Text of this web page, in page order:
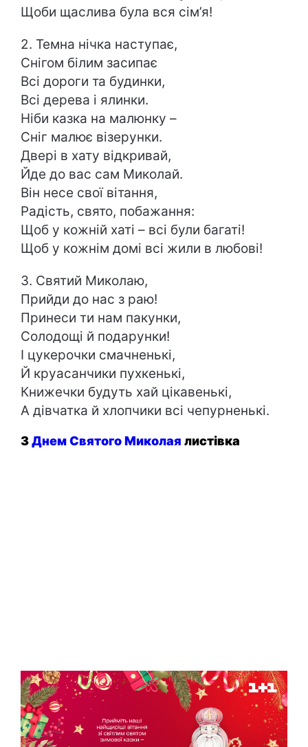
Щоби щаслива була вся сім’я!
2. Темна нічка наступає,
Снігом білим засипає
Всі дороги та будинки,
Всі дерева і ялинки.
Ніби казка на малюнку –
Сніг малює візерунки.
Двері в хату відкривай,
Йде до вас сам Миколай.
Він несе свої вітання,
Радість, свято, побажання:
Щоб у кожній хаті – всі були багаті!
Щоб у кожнім домі всі жили в любові!
3. Святий Миколаю,
Прийди до нас з раю!
Принеси ти нам пакунки,
Солодощі й подарунки!
І цукерочки смачненькі,
Й круасанчики пухкенькі,
Книжечки будуть хай цікавенькі,
А дівчатка й хлопчики всі чепурненькі.
ЗДнем Святого Миколая листівка